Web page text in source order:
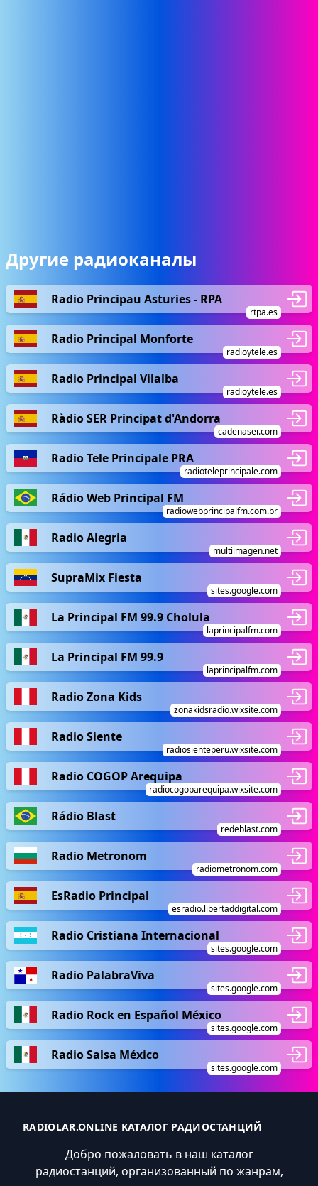
Другие радиоканалы
Radio Principau Asturies - RPA
rtpa.es
Radio Principal Monforte
radioytele.es
Radio Principal Vilalba
radioytele.es
Ràdio SER Principat d'Andorra
cadenaser.com
Radio Tele Principale PRA
radioteleprincipale.com
Rádio Web Principal FM
radiowebprincipalfm.com.br
Radio Alegria
multiimagen.net
SupraMix Fiesta
sites.google.com
La Principal FM 99.9 Cholula
laprincipalfm.com
La Principal FM 99.9
laprincipalfm.com
Radio Zona Kids
zonakidsradio.wixsite.com
Radio Siente
radiosienteperu.wixsite.com
Radio COGOP Arequipa
radiocogoparequipa.wixsite.com
Rádio Blast
redeblast.com
Radio Metronom
radiometronom.com
EsRadio Principal
esradio.libertaddigital.com
Radio Cristiana Internacional
sites.google.com
Radio PalabraViva
sites.google.com
Radio Rock en Español México
sites.google.com
Radio Salsa México
sites.google.com
RADIOLAR.ONLINE КАТАЛОГ РАДИОСТАНЦИЙ
Добро пожаловать в наш каталог
радиостанций, организованный по жанрам,